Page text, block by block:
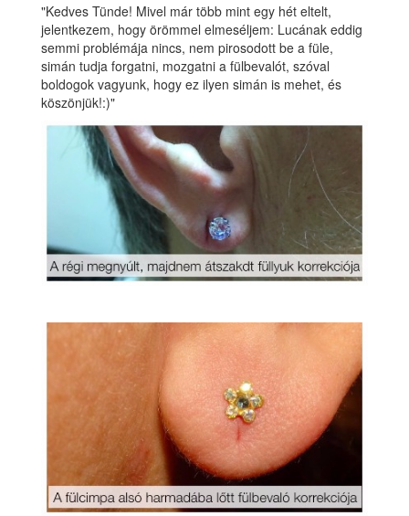
"Kedves Tünde! Mivel már több mint egy hét eltelt,
jelentkezem, hogy örömmel elmeséljem: Lucának eddig
semmi problémája nincs, nem pirosodott be a füle,
simán tudja forgatni, mozgatni a fülbevalót, szóval
boldogok vagyunk, hogy ez ilyen simán is mehet, és
köszönjük!:)"